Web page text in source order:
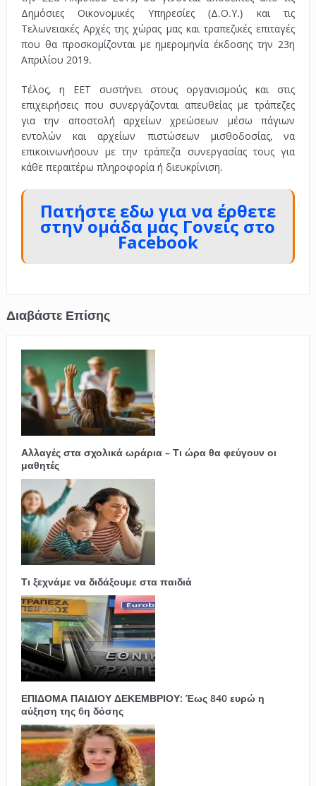
Δημόσιες Οικονομικές Υπηρεσίες (Δ.Ο.Υ.) και τις
Τελωνειακές Αρχές της χώρας μας και τραπεζικές επιταγές
που θα προσκομίζονται με ημερομηνία έκδοσης την 23η
Απριλίου 2019.
Τέλος, η ΕΕΤ συστήνει στους οργανισμούς και στις
επιχειρήσεις που συνεργάζονται απευθείας με τράπεζες
για την αποστολή αρχείων χρεώσεων μέσω πάγιων
εντολών και αρχείων πιστώσεων μισθοδοσίας, να
επικοινωνήσουν με την τράπεζα συνεργασίας τους για
κάθε περαιτέρω πληροφορία ή διευκρίνιση.
Πατήστε εδω για να έρθετε
στην ομάδα μας Γονείς στο
Facebook
Αλλαγές στα σχολικά ωράρια – Τι ώρα θα φεύγουν οι
μαθητές
Τι ξεχνάμε να διδάξουμε στα παιδιά
ΕΠΙΔΟΜΑ ΠΑΙΔΙΟΥ ΔΕΚΕΜΒΡΙΟΥ: Έως 840 ευρώ η
αύξηση της 6η δόσης